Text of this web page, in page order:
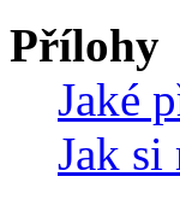
Přílohy
Jaké
Jak si